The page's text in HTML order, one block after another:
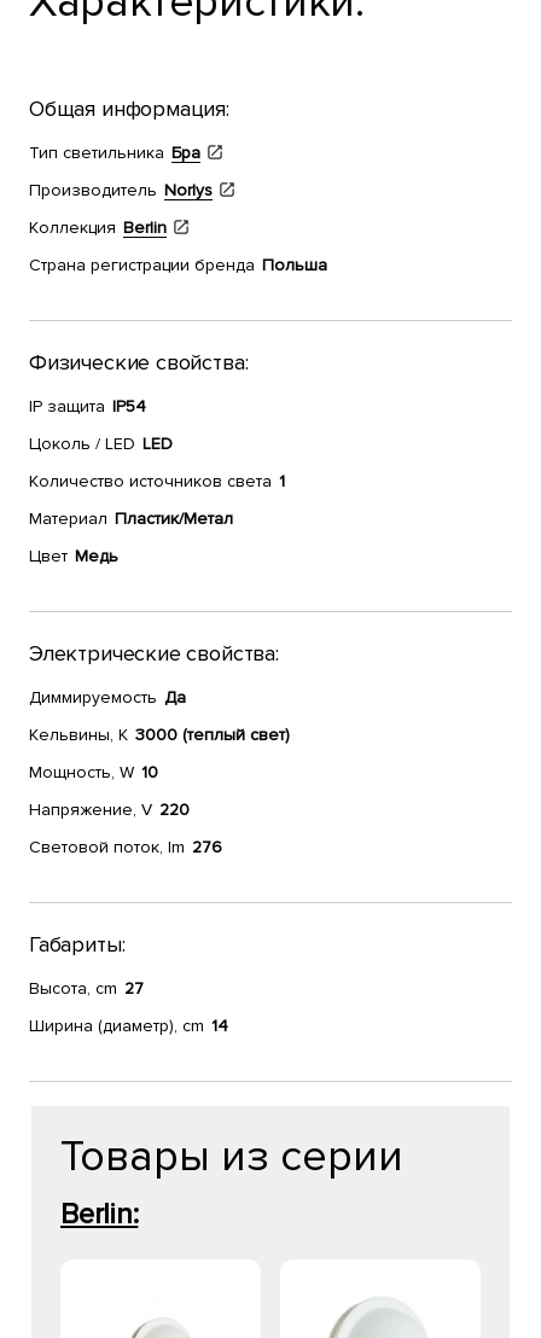
Общая информация:
Тип светильника Бра
Производитель Norlys
Коллекция Berlin
Страна регистрации бренда Польша
Физические свойства:
IP защита IP54
Цоколь / LED LED
Количество источников света 1
Материал Пластик/Метал
Цвет Медь
Электрические свойства:
Диммируемость Да
Кельвины, К 3000 (теплый свет)
Мощность, W 10
Напряжение, V 220
Световой поток, lm 276
Габариты:
Высота, cm 27
Ширина (диаметр), cm 14
Товары из серии
Berlin: